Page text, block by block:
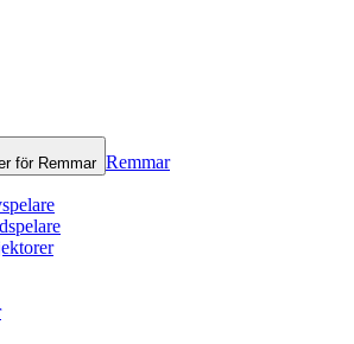
för Remmar Remmar